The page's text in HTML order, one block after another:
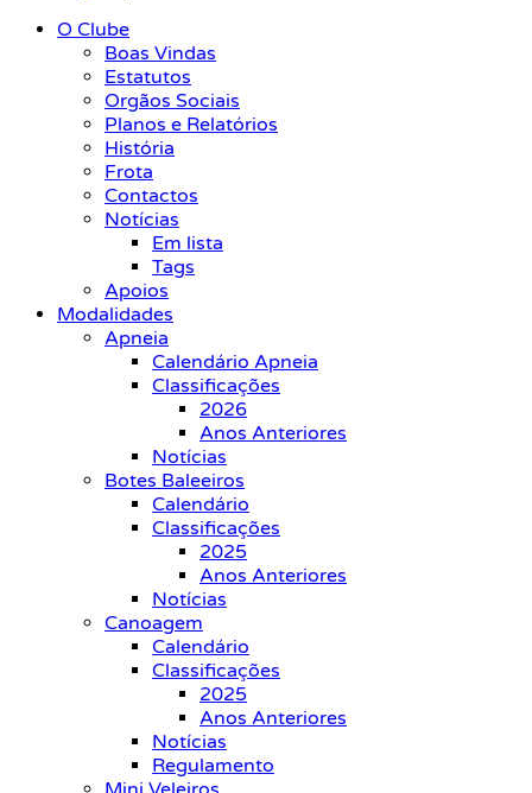
O Clube
Boas Vindas
Estatutos
Orgãos Sociais
Planos e Relatórios
História
Frota
Contactos
Notícias
Em lista
Tags
Apoios
Modalidades
Apneia
Calendário Apneia
Classificações
2026
Anos Anteriores
Notícias
Botes Baleeiros
Calendário
Classificações
2025
Anos Anteriores
Notícias
Canoagem
Calendário
Classificações
2025
Anos Anteriores
Notícias
Regulamento